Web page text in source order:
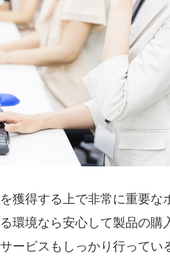
獲得する上で非常に重要な
環境なら安心して製品の購
ービスもしっかり行ってい